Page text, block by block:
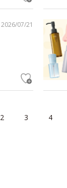
2026/07/21
2 3 4